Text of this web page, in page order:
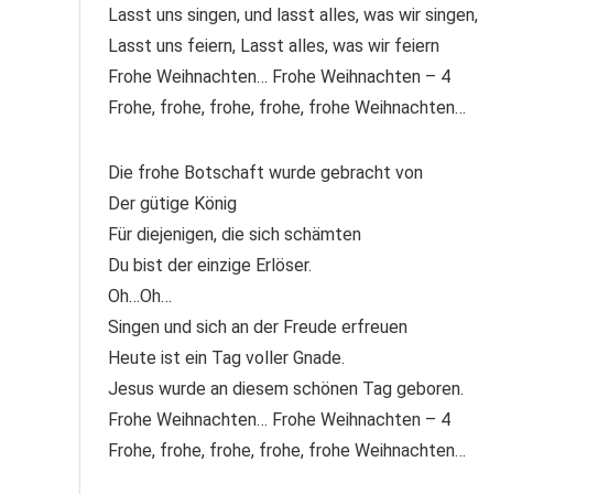
Lasst uns singen, und lasst alles, was wir singen,
Lasst uns feiern, Lasst alles, was wir feiern
Frohe Weihnachten… Frohe Weihnachten – 4
Frohe, frohe, frohe, frohe, frohe Weihnachten…
Die frohe Botschaft wurde gebracht von
Der gütige König
Für diejenigen, die sich schämten
Du bist der einzige Erlöser.
Oh…Oh…
Singen und sich an der Freude erfreuen
Heute ist ein Tag voller Gnade.
Jesus wurde an diesem schönen Tag geboren.
Frohe Weihnachten… Frohe Weihnachten – 4
Frohe, frohe, frohe, frohe, frohe Weihnachten…